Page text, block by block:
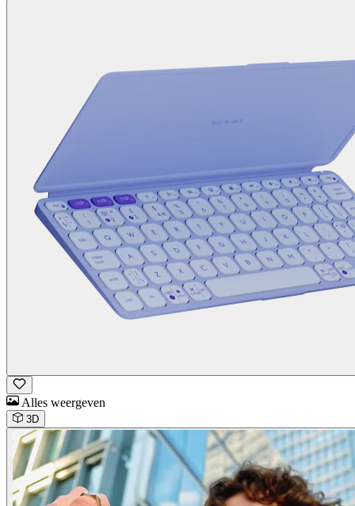
Alles weergeven
3D